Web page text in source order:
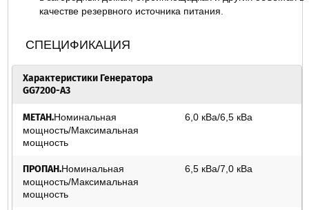
качестве резервного источника питания.
СПЕЦИФИКАЦИЯ
Характеристики Генератора
GG7200-А3
МЕТАН.Номинальная
мощность/Максимальная
мощность
6,0 кВа/6,5 кВа
ПРОПАН.Номинальная
мощность/Максимальная
мощность
6,5 кВа/7,0 кВа